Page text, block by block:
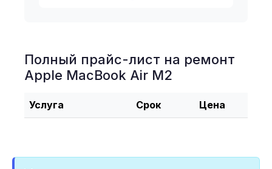
Полный прайс-лист на ремонт
Apple MacBook Air M2
Услуга Срок Цена